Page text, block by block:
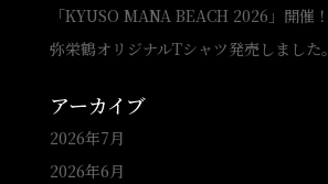
「KYUSO MANA BEACH 2026」開催！
弥栄鶴オリジナルTシャツ発売しました。
アーカイブ
2026年7月
2026年6月